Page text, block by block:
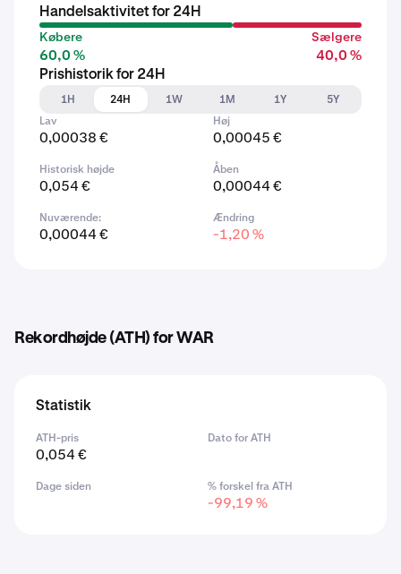
Handelsaktivitet for 24H
Købere
60,0 %
Sælgere
40,0 %
Prishistorik for 24H
1H
24H 1W 1M 1Y
5Y
Lav
0,00038 €
Høj
0,00045 €
Historisk højde
0,054 €
Åben
0,00044 €
Nuværende:
0,00044 €
Ændring
-1,20 %
Rekordhøjde (ATH) for WAR
Statistik
ATH-pris
0,054 €
Dato for ATH
Dage siden % forskel fra ATH
-99,19 %